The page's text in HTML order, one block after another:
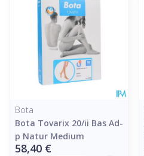
Bota
Bota Tovarix 20/ii Bas Ad-
p Natur Medium
58,40 €